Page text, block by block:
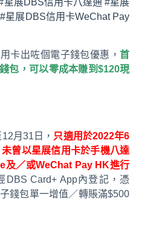
展DBS信用卡八達通 #星展
星展DBS信用卡WeChat Pay
卡出咗個電子錢包優惠，首
包，可以零成本賺到$120現
月31日， 只適用於2022年6
曾以星展信用卡於手機八達
及／或WeChat Pay HK進行
DBS Card+ App內登記，憑
錢包單一增值／轉賬滿$500